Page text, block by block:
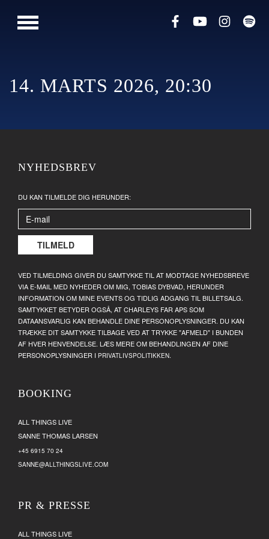
PRESSE
LIVESHOWS
14. MARTS 2026, 20:30
NYHEDSBREV
DU KAN TILMELDE DIG HERUNDER:
VED TILMELDING GIVER DU SAMTYKKE TIL AT MODTAGE NYHEDSBREVE
VIA E-MAIL MED NYHEDER OM MIG, TOBIAS DYBVAD, HERUNDER
INFORMATION OM MINE EVENTS OG TIDLIG ADGANG TIL BILLETSALG.
SAMTYKKET BETYDER OGSÅ, AT CHARLEYS FAR APS SOM
DATAANSVARLIG KAN BEHANDLE DINE PERSONOPLYSNINGER. DU KAN
TRÆKKE DIT SAMTYKKE TILBAGE VED AT TRYKKE "AFMELD" I BUNDEN
AF HVER HENVENDELSE. LÆS MERE OM BEHANDLINGEN AF DINE
PERSONOPLYSNINGER I PRIVATLIVSPOLITIKKEN.
BOOKING
ALL THINGS LIVE
SANNE THOMAS LARSEN
+45 6915 70 24
SANNE@ALLTHINGSLIVE.COM
PR & PRESSE
ALL THINGS LIVE